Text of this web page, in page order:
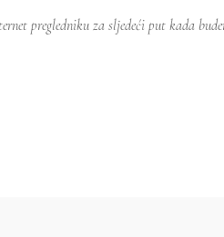
pregledniku za sljedeći put kada